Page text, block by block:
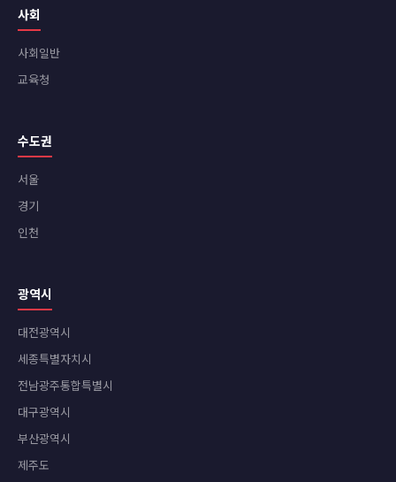
사회
사회일반
교육청
수도권
서울
경기
인천
광역시
대전광역시
세종특별자치시
전남광주통합특별시
대구광역시
부산광역시
제주도